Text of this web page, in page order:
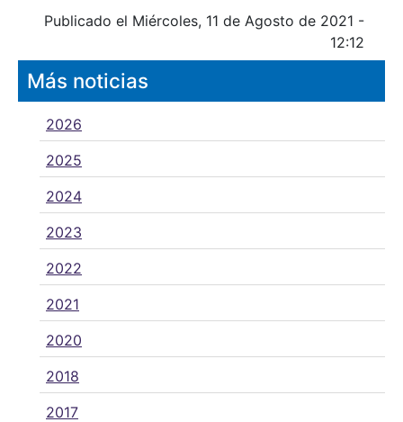
Publicado el Miércoles, 11 de Agosto de 2021 -
12:12
Más noticias
2026
2025
2024
2023
2022
2021
2020
2018
2017